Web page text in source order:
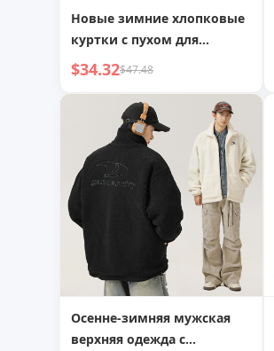
Новые зимние хлопковые
куртки с пухом для
мужчин среднего и
пожилого возраста, стиль
отца, утолщенные
хлопковые пальто для
дедушек, верхняя одежда
для пожилых мужчин
$34.32$47.48
Осенне-зимняя мужская
верхняя одежда с